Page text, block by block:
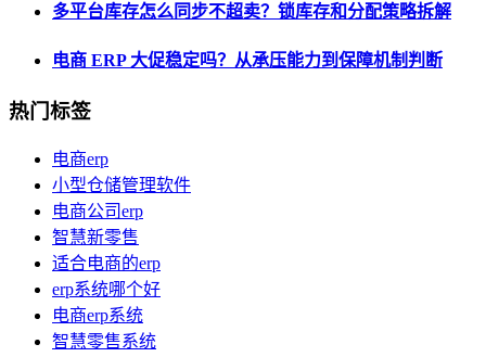
多平台库存怎么同步不超卖？锁库存和分配策略拆解
电商 ERP 大促稳定吗？从承压能力到保障机制判断
热门标签
电商erp
小型仓储管理软件
电商公司erp
智慧新零售
适合电商的erp
erp系统哪个好
电商erp系统
智慧零售系统